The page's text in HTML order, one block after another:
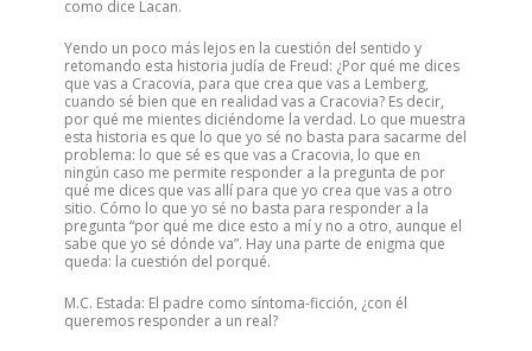
como dice Lacan.
Yendo un poco más lejos en la cuestión del sentido y
retomando esta historia judía de Freud: ¿Por qué me dices
que vas a Cracovia, para que crea que vas a Lemberg,
cuando sé bien que en realidad vas a Cracovia? Es decir,
por qué me mientes diciéndome la verdad. Lo que muestra
esta historia es que lo que yo sé no basta para sacarme del
problema: lo que sé es que vas a Cracovia, lo que en
ningún caso me permite responder a la pregunta de por
qué me dices que vas allí para que yo crea que vas a otro
sitio. Cómo lo que yo sé no basta para responder a la
pregunta “por qué me dice esto a mí y no a otro, aunque el
sabe que yo sé dónde va”. Hay una parte de enigma que
queda: la cuestión del porqué.
M.C. Estada: El padre como síntoma-ficción, ¿con él
queremos responder a un real?